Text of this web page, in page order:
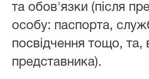
та обов'язки (після
особу: паспорта,
посвідчення тощо, та,
представника).